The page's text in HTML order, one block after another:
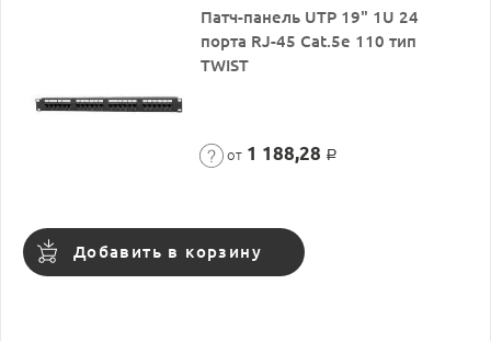
Патч-панель UTP 19" 1U 24
порта RJ-45 Cat.5e 110 тип
TWIST
от 1 188,28 Р
Добавить в корзину